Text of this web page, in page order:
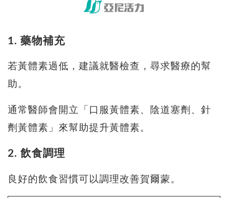
1. 藥物補充
若黃體素過低，建議就醫檢查，尋求醫療的幫
助。
通常醫師會開立「口服黃體素、陰道塞劑、針
劑黃體素」來幫助提升黃體素。
2. 飲食調理
良好的飲食習慣可以調理改善賀爾蒙。